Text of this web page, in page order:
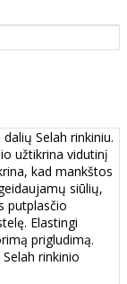
Selah rinkiniu.
užtikrina vidutinį
kad mankštos
siūlių,
putplasčio
Elastingi
prigludimą.
rinkinio